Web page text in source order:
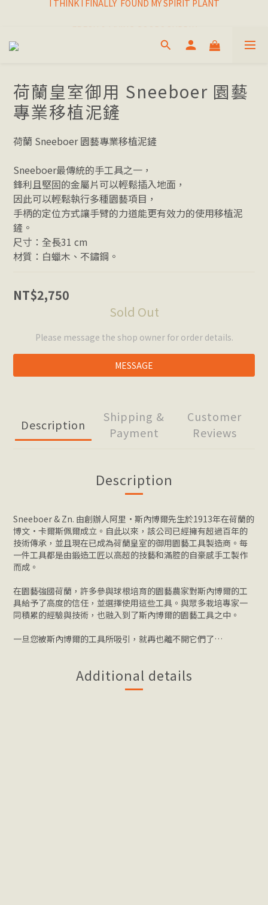
FRESH & LIVING GOODS SUPPLY
HAPPINESNESS IS HAVING LOTS OF PLANTS
荷蘭皇室御用 Sneeboer 園藝
專業移植泥鏟
荷蘭 Sneeboer 園藝專業移植泥鏟
Sneeboer最傳統的手工具之一，
鋒利且堅固的金屬片可以輕鬆插入地面，
因此可以輕鬆執行多種園藝項目，
手柄的定位方式讓手臂的力道能更有效力的使用移植泥
鏟。
尺寸：全長31 cm
材質：白蠟木、不鏽鋼。
NT$2,750
Sold Out
Please message the shop owner for order details.
MESSAGE
Description
Shipping &
Payment
Customer
Reviews
Description
Sneeboer & Zn. 由創辦人阿里·斯內博爾先生於1913年在荷蘭的
博文·卡爾斯佩爾成立。自此以來，該公司已經擁有超過百年的
技術傳承，並且現在已成為荷蘭皇室的御用園藝工具製造商。每
一件工具都是由鍛造工匠以高超的技藝和滿腔的自豪感手工製作
而成。
在園藝強國荷蘭，許多參與球根培育的園藝農家對斯內博爾的工
具給予了高度的信任，並選擇使用這些工具。與眾多栽培專家一
同積累的經驗與技術，也融入到了斯內博爾的園藝工具之中。
一旦您被斯內博爾的工具所吸引，就再也離不開它們了…
Additional details